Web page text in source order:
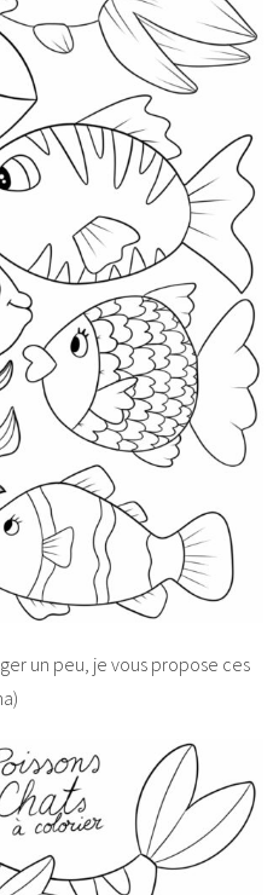
un peu, je vous propose ces